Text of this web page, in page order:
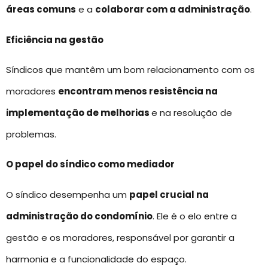
áreas comuns e a colaborar com a administração.
Eficiência na gestão
Síndicos que mantêm um bom relacionamento com os
moradores encontram menos resistência na
implementação de melhoriase na resolução de
problemas.
O papel do síndico como mediador
O síndico desempenha um papel crucial na
administração do condomínio. Ele é o elo entre a
gestão e os moradores, responsável por garantir a
harmonia e a funcionalidade do espaço.